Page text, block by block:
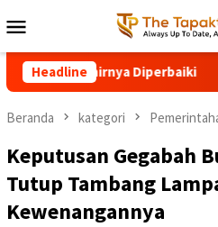
ke
kontenMobile
Headline
Diperbaiki Bupati
Beranda kategori
Keputusan Gegabah
Tutup Tambang
Kewenangannya